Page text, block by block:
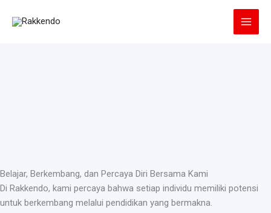
Belajar, Berkembang, dan Percaya Diri Bersama Kami
Di Rakkendo, kami percaya bahwa setiap individu memiliki potensi
untuk berkembang melalui pendidikan yang bermakna.